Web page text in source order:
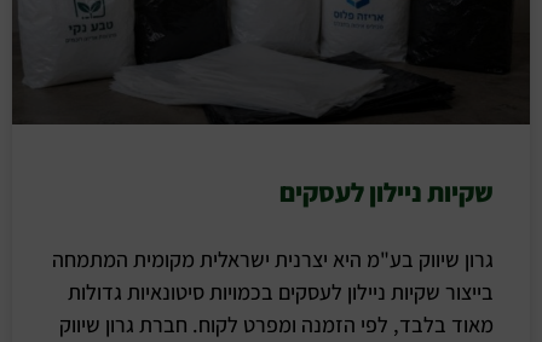
שקיות ניילון לעסקים
גרון שיווק בע"מ היא יצרנית ישראלית מקומית המתמחה
בייצור שקיות ניילון לעסקים בכמויות סיטונאיות גדולות
מאוד בלבד, לפי הזמנה ומפרט לקוח. חברת גרון שיווק